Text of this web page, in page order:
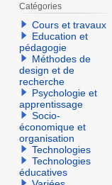
Catégories
Cours et travaux
Education et
pédagogie
Méthodes de
design et de
recherche
Psychologie et
apprentissage
Socio-
économique et
organisation
Technologies
Technologies
éducatives